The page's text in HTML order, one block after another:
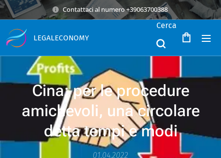
Contattaci al numero +39063700388
LEGALECONOMY
Cerca
Cina: per le procedure
amichevoli, una circolare
detta tempi e modi
01.04.2022